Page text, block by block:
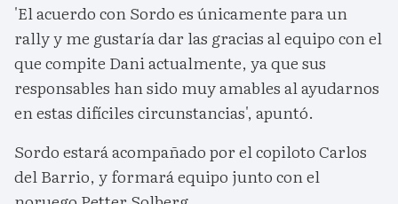
'El acuerdo con Sordo es únicamente para un
rally y me gustaría dar las gracias al equipo con el
que compite Dani actualmente, ya que sus
responsables han sido muy amables al ayudarnos
en estas difíciles circunstancias', apuntó.
Sordo estará acompañado por el copiloto Carlos
del Barrio, y formará equipo junto con el